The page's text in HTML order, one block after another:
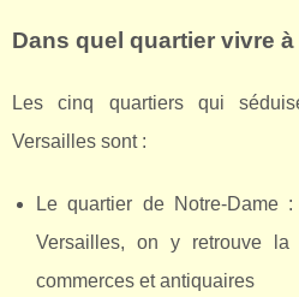
Dans quel quartier vivre
Les cinq quartiers qui
Versailles sont :
Le quartier de Notre-Dame
Versailles, on y retrouve
commerces et antiquaires